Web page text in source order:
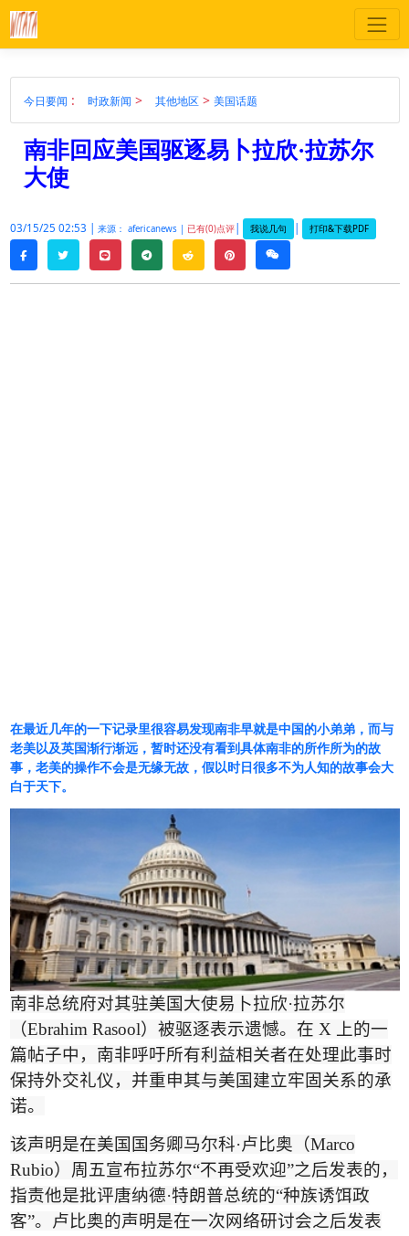
今日要闻 : 时政新闻 > 其他地区 > 美国话题
南非回应美国驱逐易卜拉欣·拉苏尔
大使
03/15/25 02:53 | 来源： afericanews | 已有(0)点评| 我说几句 | 打印&下载PDF
facebooktwitterline telegramreddit pinterestweixin
在最近几年的一下记录里很容易发现南非早就是中国的小弟弟，而与
老美以及英国渐行渐远，暂时还没有看到具体南非的所作所为的故
事，老美的操作不会是无缘无故，假以时日很多不为人知的故事会大
白于天下。
南非总统府对其驻美国大使易卜拉欣·拉苏尔
（Ebrahim Rasool） 被驱逐表示遗憾。在 X
上的一
篇帖子中，南非呼吁所有利益相关者在处理此事时
保持外交礼仪，并重申其与美国建立牢固关系的承
诺。
该声明是在美国国务卿马尔科·卢比奥（Marco
Rubio）周五宣布拉苏尔“不再受欢迎”之后发表的，
指责他是批评唐纳德·特朗普总统的“种族诱饵政
客”。卢比奥的声明是在一次网络研讨会之后发表